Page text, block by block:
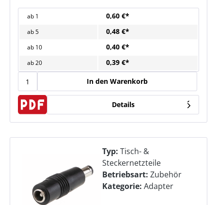
ab 1 0,60 €*
ab5 0,48 €*
ab 10 0,40 €*
ab20 0,39 €*
In den Warenkorb
Details
Typ: Tisch- &
Steckernetzteile
Betriebsart: Zubehör
Kategorie: Adapter